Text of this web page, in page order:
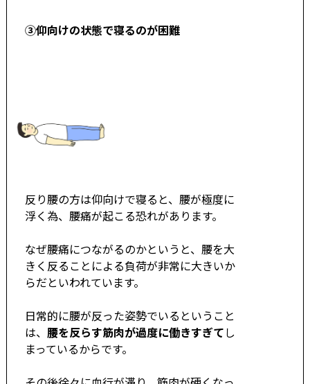
③仰向けの状態で寝るのが困難
反り腰の方は仰向けで寝ると、腰が極度に
浮く為、腰痛が起こる恐れがあります。
なぜ腰痛につながるのかというと、腰を大
きく反ることによる負荷が非常に大きいか
らだといわれています。
日常的に腰が反った姿勢でいるということ
は、 腰を反らす筋肉が過度に働きすぎてし
まっているからです。